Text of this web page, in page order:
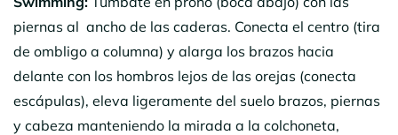
piernas al ancho de las caderas. Conecta el centro (tira
de ombligo a columna) y alarga los brazos hacia
delante con los hombros lejos de las orejas (conecta
escápulas), eleva ligeramente del suelo brazos, piernas
y cabeza manteniendo la mirada a la colchoneta,